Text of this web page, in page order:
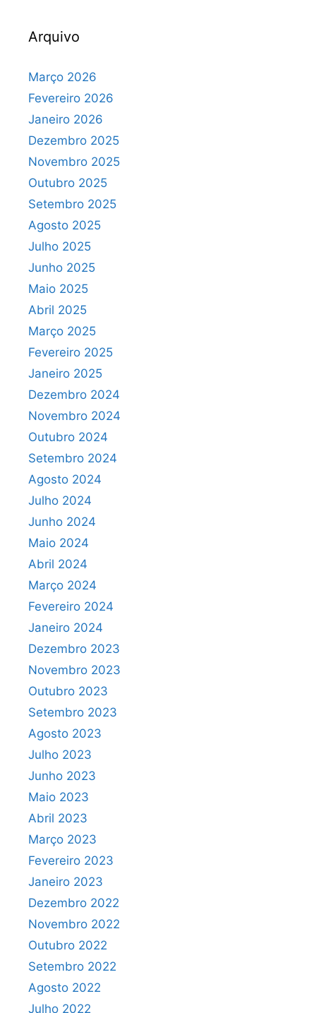
Arquivo
Março 2026
Fevereiro 2026
Janeiro 2026
Dezembro 2025
Novembro 2025
Outubro 2025
Setembro 2025
Agosto 2025
Julho 2025
Junho 2025
Maio 2025
Abril 2025
Março 2025
Fevereiro 2025
Janeiro 2025
Dezembro 2024
Novembro 2024
Outubro 2024
Setembro 2024
Agosto 2024
Julho 2024
Junho 2024
Maio 2024
Abril 2024
Março 2024
Fevereiro 2024
Janeiro 2024
Dezembro 2023
Novembro 2023
Outubro 2023
Setembro 2023
Agosto 2023
Julho 2023
Junho 2023
Maio 2023
Abril 2023
Março 2023
Fevereiro 2023
Janeiro 2023
Dezembro 2022
Novembro 2022
Outubro 2022
Setembro 2022
Agosto 2022
Julho 2022